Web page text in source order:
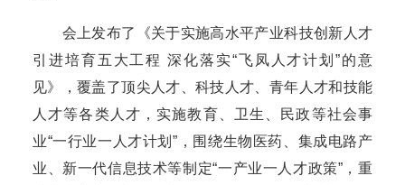
会上发布了《关于实施高水平产业科技创新人才
引进培育五大工程 深化落实“飞凤人才计划”的意
见》，覆盖了顶尖人才、科技人才、青年人才和技能
人才等各类人才，实施教育、卫生、民政等社会事
业“一行业一人才计划”，围绕生物医药、集成电路产
业、新一代信息技术等制定“一产业一人才政策”，重